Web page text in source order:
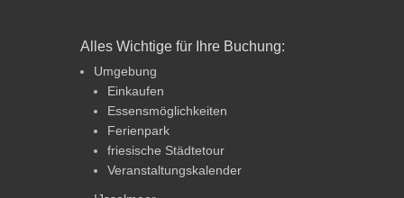
Alles Wichtige für Ihre Buchung:
Umgebung
Einkaufen
Essensmöglichkeiten
Ferienpark
friesische Städtetour
Veranstaltungskalender